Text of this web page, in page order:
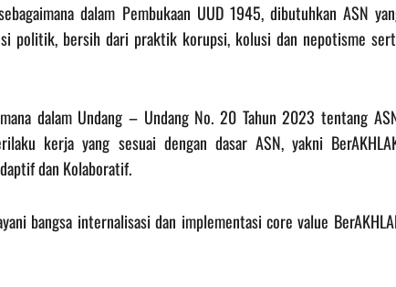
dalam Pembukaan UUD 1945, dibutuhkan ASN
politik, bersih dari praktik korupsi, kolusi dan nepotisme
dalam Undang – Undang No. 20 Tahun 2023 tentang
kerja yang sesuai dengan dasar ASN, yakni
dan Kolaboratif.
bangsa internalisasi dan implementasi core value